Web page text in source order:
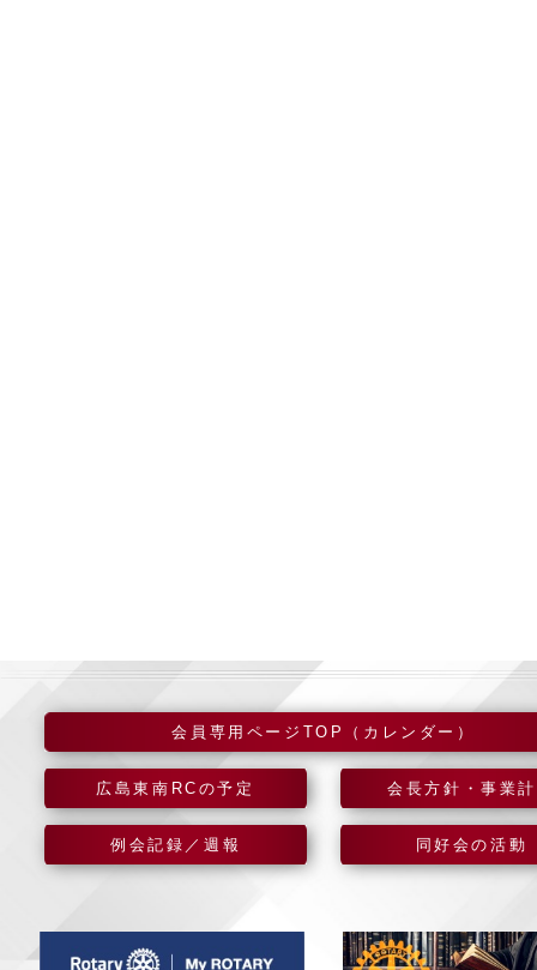
会員専用ページTOP（カレンダー）
広島東南RCの予定 会長方針・事業
例会記録／週報 同好会の活動